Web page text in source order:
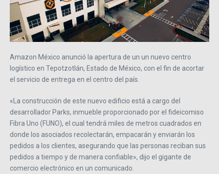
Amazon México anunció la apertura de un un nuevo centro
logístico en Tepotzotlán, Estado de México, con el fin de acortar
el servicio de entrega en el centro del país.
«La construcción de este nuevo edificio está a cargo del
desarrollador Parks, inmueble proporcionado por el fideicomiso
Fibra Uno (FUNO), el cual tendrá miles de metros cuadrados en
donde los asociados recolectarán, empacarán y enviarán los
pedidos a los clientes, asegurando que las personas reciban sus
pedidos a tiempo y de manera confiable», dijo el gigante de
comercio electrónico en un comunicado.